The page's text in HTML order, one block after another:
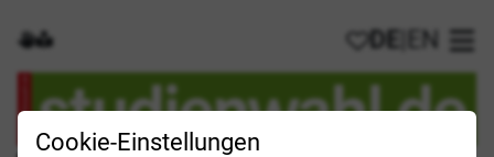
Cookie-Einstellungen
Gebärdensprache
Leichte Sprache
Meine
DE EN